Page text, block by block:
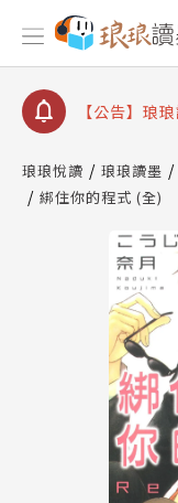
【公告】琅
【公告】琅
【公告】琅
請圖文教學
查詢
【公告】琅
琅琅悅讀 琅琅讀墨
綁住你的程式 (全)